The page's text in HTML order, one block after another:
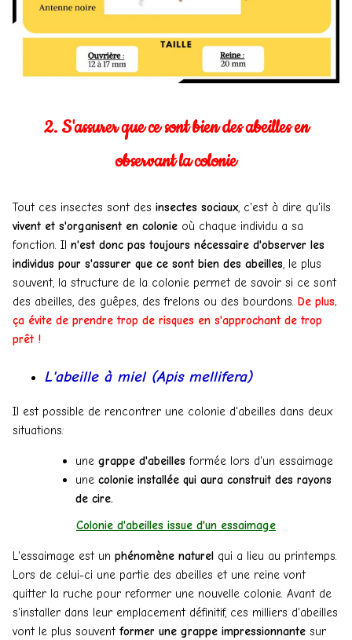
2. S'assurer que ce sont bien des abeilles en
observant la colonie
Tout ces insectes sont des insectes sociaux, c'est à dire qu'ils
vivent et s'organisent en colonie où chaque individu a sa
fonction. Il n'est donc pas toujours nécessaire d'observer les
individus pour s'assurer que ce sont bien des abeilles, le plus
souvent, la structure de la colonie permet de savoir si ce sont
des abeilles, des guêpes, des frelons ou des bourdons. De plus,
ça évite de prendre trop de risques en s'approchant de trop
prêt !
L'abeille à miel (Apis mellifera)
Il est possible de rencontrer une colonie d'abeilles dans deux
situations:
une grappe d'abeilles formée lors d'un essaimage
une colonie installée qui aura construit des rayons
de cire.
Colonie d'abeilles issue d'un essaimage
L'essaimage est un phénomène naturel qui a lieu au printemps.
Lors de celui-ci une partie des abeilles et une reine vont
quitter la ruche pour reformer une nouvelle colonie. Avant de
s'installer dans leur emplacement définitif, ces milliers d'abeilles
vont le plus souvent former une grappe impressionnante sur